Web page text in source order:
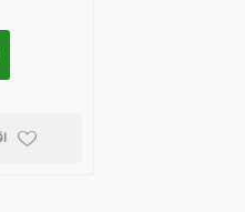
ارتباط فروشگاه با نرم